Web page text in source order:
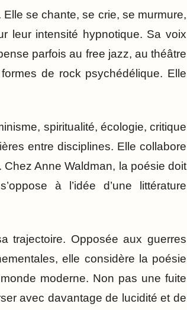
se chante, se crie, se murmure,
leur intensité hypnotique. Sa voix
parfois au free jazz, au théâtre
de rock psychédélique. Elle
spiritualité, écologie, critique
entre disciplines. Elle collabore
Anne Waldman, la poésie doit
à l’idée d’une littérature
trajectoire. Opposée aux guerres
elle considère la poésie
moderne. Non pas une fuite
avec davantage de lucidité et de